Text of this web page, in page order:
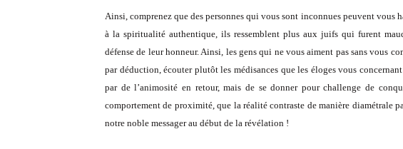
Ainsi, comprenez que des personnes qui vous sont inconnues peuvent vous
à la spiritualité authentique, ils ressemblent plus aux juifs qui furent
défense de leur honneur. Ainsi, les gens qui ne vous aiment pas sans vous
par déduction, écouter plutôt les médisances que les éloges vous
par de l’animosité en retour, mais de se donner pour challenge de
comportement de proximité, que la réalité contraste de manière diamétrale
notre noble messager au début de la révélation !